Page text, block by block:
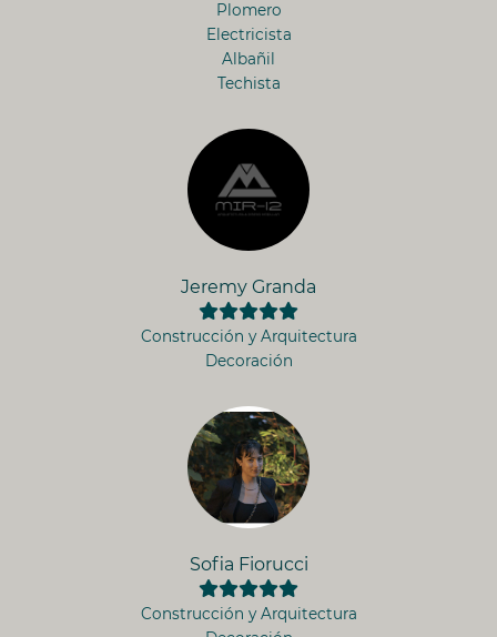
Plomero
Electricista
Albañil
Techista
Jeremy Granda
Construcción y Arquitectura
Decoración
Sofia Fiorucci
Construcción y Arquitectura